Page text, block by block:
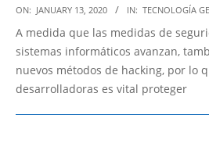
2020-
01-
13
ON: JANUARY 13, 2020 IN: TECNOLOGÍA
A medida que las medidas de
sistemas informáticos avanzan,
nuevos métodos de hacking, por lo
desarrolladoras es vital proteger